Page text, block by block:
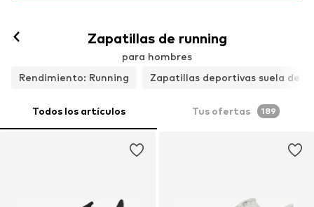
Zapatillas de running
para hombres
Rendimiento: Running
Zapatillas deportivas suela de
Todos los artículos Tus ofertas 189